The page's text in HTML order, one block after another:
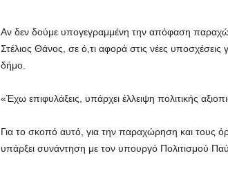
Αν δεν δούμε υπογεγραμμένη την απόφαση
Στέλιος Θάνος, σε ό,τι αφορά στις νέες
δήμο.
«Έχω επιφυλάξεις, υπάρχει έλλειψη πολιτικής
Για το σκοπό αυτό, για την παραχώρηση και
υπάρξει συνάντηση με τον υπουργό Πολιτισμού